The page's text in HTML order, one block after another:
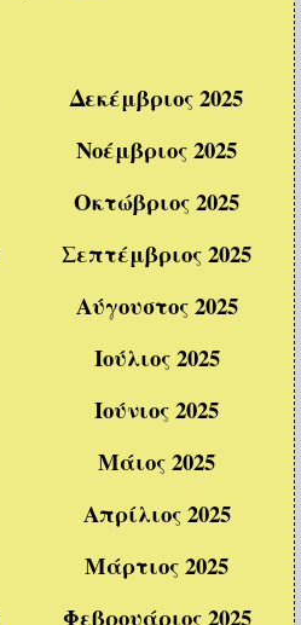
Δεκέμβριος 2025
Νοέμβριος 2025
Οκτώβριος 2025
Σεπτέμβριος 2025
Αύγουστος 2025
Ιούλιος 2025
Ιούνιος 2025
Μάιος 2025
Απρίλιος 2025
Μάρτιος 2025
Φεβρουάριος 2025